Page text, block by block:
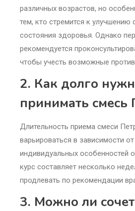
различных возрастов, но
тем, кто стремится к улучшению
состояния здоровья. Однако
рекомендуется
чтобы учесть возможные
2. Как долго
принимать смесь
Длительность приема смеси
варьироваться в зависимости
индивидуальных особенностей
курс составляет несколько
продлевать по рекомендации
3. Можно ли